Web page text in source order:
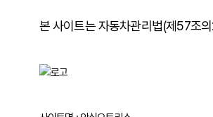
본 사이트는 자동차관리법(제57조